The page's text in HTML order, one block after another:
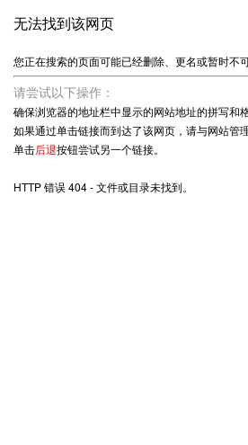
无法找到该网页
您正在搜索的页面可能已经删除、更名或暂时不可
请尝试以下操作：
确保浏览器的地址栏中显示的网站地址的拼写和
如果通过单击链接而到达了该网页，请与网站管
单击后退按钮尝试另一个链接。
HTTP 错误 404 - 文件或目录未找到。